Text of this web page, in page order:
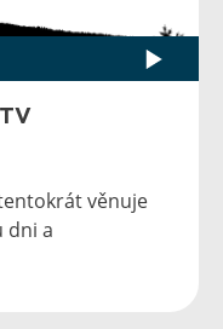
tentokrát věnuje
dni a